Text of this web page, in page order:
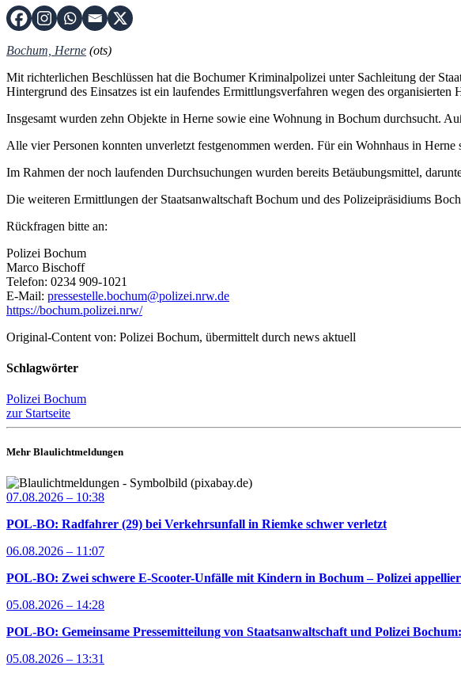
Bochum, Herne (ots)
Mit richterlichen Beschlüssen hat die Bochumer Kriminalpolizei unter Sachleitung der
Hintergrund des Einsatzes ist ein laufendes Ermittlungsverfahren wegen des organisierten
Insgesamt wurden zehn Objekte in Herne sowie eine Wohnung in Bochum durchsucht.
Alle vier Personen konnten unverletzt festgenommen werden. Für ein Wohnhaus in Herne
Im Rahmen der noch laufenden Durchsuchungen wurden bereits Betäubungsmittel,
Die weiteren Ermittlungen der Staatsanwaltschaft Bochum und des Polizeipräsidiums
Rückfragen bitte an:
Polizei Bochum
Marco Bischoff
Telefon: 0234 909-1021
E-Mail: pressestelle.bochum@polizei.nrw.de
https://bochum.polizei.nrw/
Original-Content von: Polizei Bochum, übermittelt durch news aktuell
Schlagwörter
Polizei Bochum
zur Startseite
Mehr Blaulichtmeldungen
07.08.2026 – 10:38
POL-BO: Radfahrer (29) bei Verkehrsunfall in Riemke schwer verletzt
06.08.2026 – 11:07
POL-BO: Zwei schwere E-Scooter-Unfälle mit Kindern in Bochum – Polizei
05.08.2026 – 14:28
POL-BO: Gemeinsame Pressemitteilung von Staatsanwaltschaft und Polizei
05.08.2026 – 13:31